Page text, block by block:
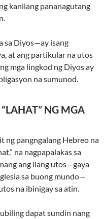
kanilang pananagutang
sa Diyos—ay isang
at ang partikular na utos
mga lingkod ng Diyos ay
na sumunod.
NG MGA
ng pangngalang Hebreo na
na nagpapalakas sa
ang ilang utos—gaya
sa buong mundo—
na ibinigay sa atin.
dapat sundin nang